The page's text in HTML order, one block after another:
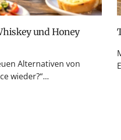
Alternativen von
wieder?“...